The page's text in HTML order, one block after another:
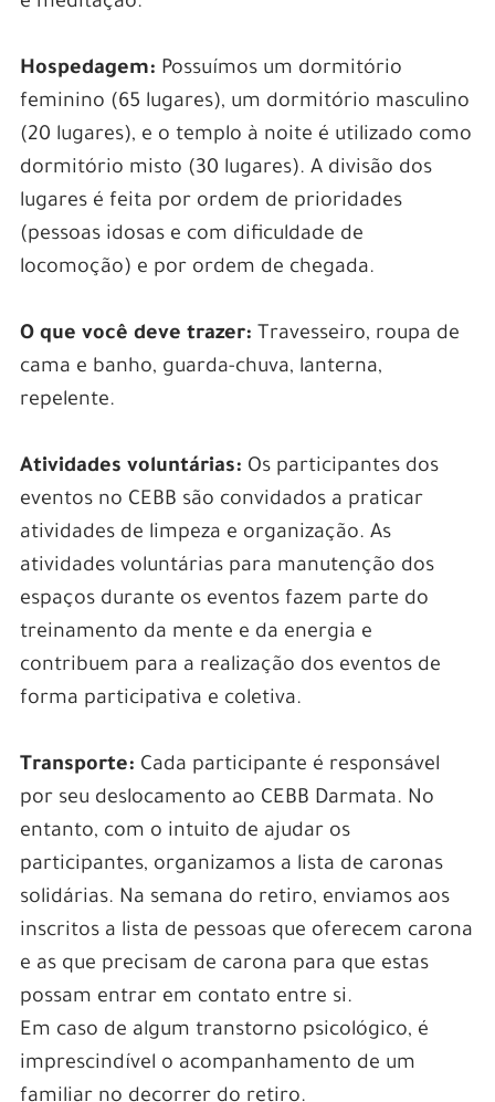
Hospedagem: Possuímos um dormitório
feminino (65 lugares), um dormitório masculino
(20 lugares), e o templo à noite é utilizado como
dormitório misto (30 lugares). A divisão dos
lugares é feita por ordem de prioridades
(pessoas idosas e com dificuldade de
locomoção) e por ordem de chegada.
O que você deve trazer: Travesseiro, roupa de
cama e banho, guarda-chuva, lanterna,
repelente.
Atividades voluntárias: Os participantes dos
eventos no CEBB são convidados a praticar
atividades de limpeza e organização. As
atividades voluntárias para manutenção dos
espaços durante os eventos fazem parte do
treinamento da mente e da energia e
contribuem para a realização dos eventos de
forma participativa e coletiva.
Transporte: Cada participante é responsável
por seu deslocamento ao CEBB Darmata. No
entanto, com o intuito de ajudar os
participantes, organizamos a lista de caronas
solidárias. Na semana do retiro, enviamos aos
inscritos a lista de pessoas que oferecem carona
e as que precisam de carona para que estas
possam entrar em contato entre si.
Em caso de algum transtorno psicológico, é
imprescindível o acompanhamento de um